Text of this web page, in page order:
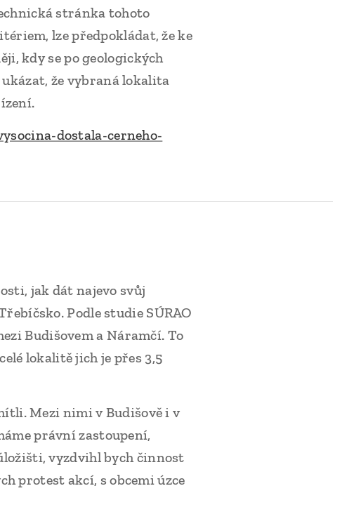
stránka tohoto
lze předpokládat, že ke
kdy se po geologických
že vybraná lokalita
dostala-cerneho-
jak dát najevo svůj
Podle studie SÚRAO
Budišovem a Náramčí. To
lokalitě jich je přes 3,5
Mezi nimi v Budišově i v
právní zastoupení,
vyzdvihl bych činnost
protest akcí, s obcemi úzce